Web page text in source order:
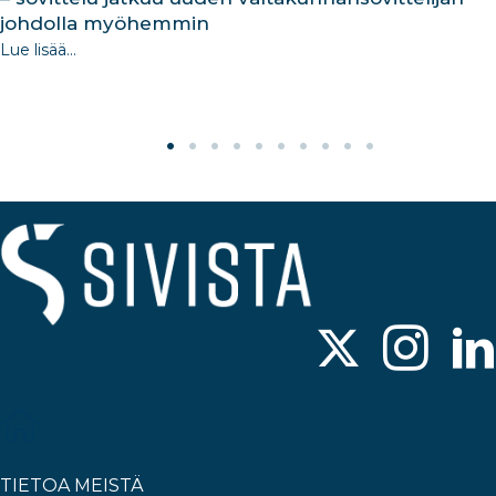
johdolla myöhemmin
Lue lisää...
TIETOA MEISTÄ